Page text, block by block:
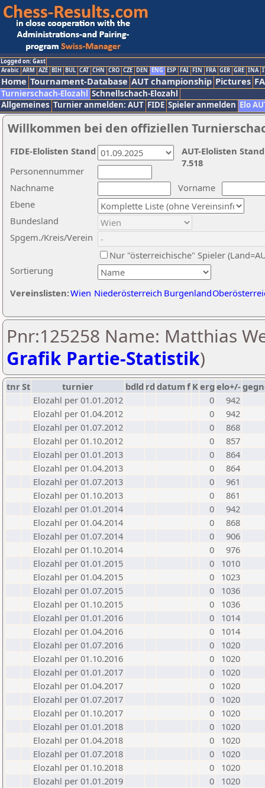
Logged on: Gast
Arabic ARM AZE BIH BUL CAT CHN CRO CZE DEN ENG ESP FAI FIN FRA GER GRE INA
Home Tournament-Database AUT championship Pictures
Turnierschach-Elozahl Schnellschach-Elozahl
Allgemeines Turnier anmelden: AUT FIDE Spieler anmelden Elo
Willkommen bei den offiziellen
Nachname
Vorname
Ebene
Sortierung
Personennummer
Bundesland
Spgem./Kreis/Verein
Nur "österreichische" Spieler
Vereinslisten:Wien Niederösterreich Burgenland
AUT-Elolisten
7.518
FIDE-Elolisten Stand
Pnr:125258 Name: Matthias
Grafik Partie-Statistik)
tnrSt turnier bdld rd datumf Kerg elo+/-
Elozahl per 01.01.2012
0
942
Elozahl per 01.04.2012
0
942
Elozahl per 01.07.2012
0
868
Elozahl per 01.10.2012
0
857
Elozahl per 01.01.2013
0
864
Elozahl per 01.04.2013
0
864
Elozahl per 01.07.2013
0
961
Elozahl per 01.10.2013
0
861
Elozahl per 01.01.2014
0
942
Elozahl per 01.04.2014
0
868
Elozahl per 01.07.2014
0
906
Elozahl per 01.10.2014
0
976
Elozahl per 01.01.2015
0
1010
Elozahl per 01.04.2015
0
1023
Elozahl per 01.07.2015
0
1036
Elozahl per 01.10.2015
0
1036
Elozahl per 01.01.2016
0
1014
Elozahl per 01.04.2016
0
1014
Elozahl per 01.07.2016
0
1020
Elozahl per 01.10.2016
0
1020
Elozahl per 01.01.2017
0
1020
Elozahl per 01.04.2017
0
1020
Elozahl per 01.07.2017
0
1020
Elozahl per 01.10.2017
0
1020
Elozahl per 01.01.2018
0
1020
Elozahl per 01.04.2018
0
1020
Elozahl per 01.07.2018
0
1020
Elozahl per 01.10.2018
0
1020
Elozahl per 01.01.2019
0
1020